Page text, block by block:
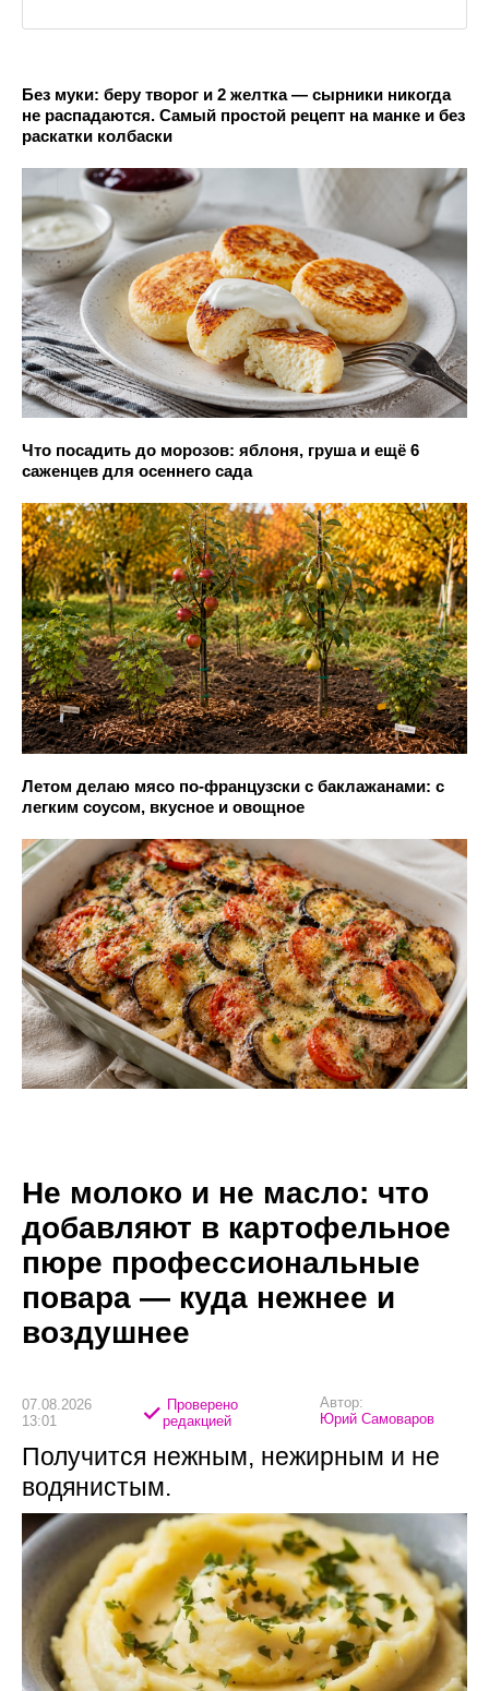
Без муки: беру творог и 2 желтка — сырники никогда
не распадаются. Самый простой рецепт на манке и без
раскатки колбаски
Что посадить до морозов: яблоня, груша и ещё 6
саженцев для осеннего сада
Летом делаю мясо по-французски с баклажанами: с
легким соусом, вкусное и овощное
Не молоко и не масло: что
добавляют в картофельное
пюре профессиональные
повара — куда нежнее и
воздушнее
07.08.2026
13:01
Проверено
редакцией
Автор:
Юрий Самоваров
Получится нежным, нежирным и не
водянистым.